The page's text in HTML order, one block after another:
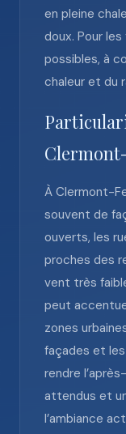
en pleine
doux. Pour
possibles, à
chaleur et du
À Clermont-
souvent de
ouverts, les
proches des
vent très
peut
zones
façades et
rendre
attendus et
l’ambiance